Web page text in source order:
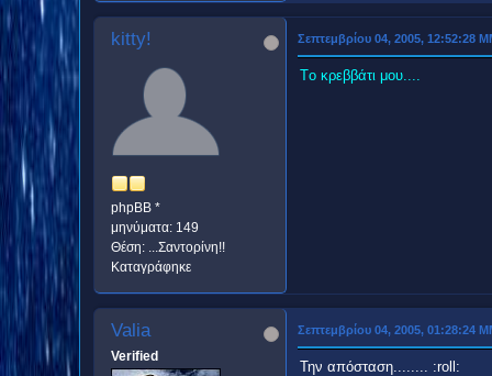
kitty!
phpBB *
μηνύματα: 149
Θέση: ...Σαντορίνη!!
Καταγράφηκε
Σεπτεμβρίου 04, 2005, 12:52:28
Tο κρεββάτι μου....
Valia
Verified
Σεπτεμβρίου 04, 2005, 01:28:24
Την απόσταση........ :roll: